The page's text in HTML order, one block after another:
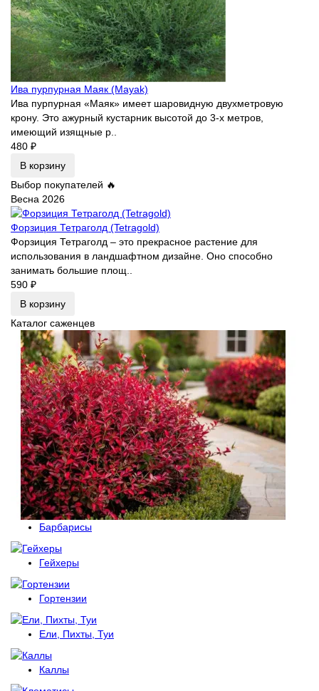
Ива пурпурная Маяк (Mayak)
Ива пурпурная «Маяк» имеет шаровидную двухметровую
крону. Это ажурный кустарник высотой до 3-х метров,
имеющий изящные р..
480 ₽
В корзину
Выбор покупателей 🔥
Весна 2026
Форзиция Тетраголд (Tetragold)
Форзиция Тетраголд – это прекрасное растение для
использования в ландшафтном дизайне. Оно способно
занимать большие площ..
590 ₽
В корзину
Каталог саженцев
Барбарисы
Гейхеры
Гортензии
Ели, Пихты, Туи
Каллы